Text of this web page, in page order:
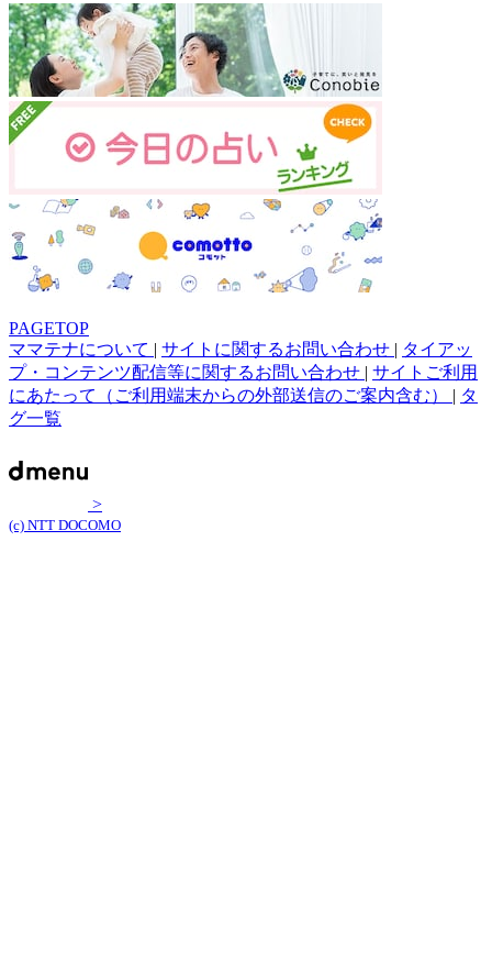
PAGETOP
ママテナについて | サイトに関するお問い合わせ | タイアッ
プ・コンテンツ配信等に関するお問い合わせ | サイトご利用
にあたって（ご利用端末からの外部送信のご案内含む） | タ
グ一覧
>
(c) NTT DOCOMO